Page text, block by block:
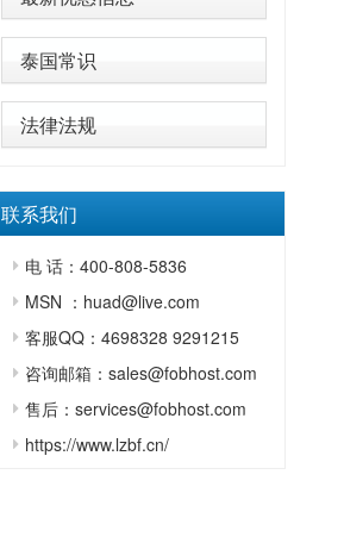
泰国常识
法律法规
联系我们
电 话：400-808-5836
MSN ：huad@live.com
客服QQ：4698328 9291215
咨询邮箱：sales@fobhost.com
售后：services@fobhost.com
https://www.lzbf.cn/